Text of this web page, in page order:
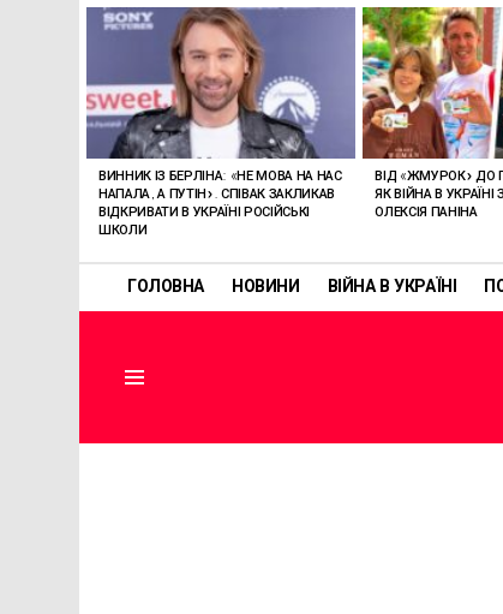
ГОЛОВНА НОВИНИ ВІЙНА В УКРАЇНІ
ОСТАННІ
ВИННИК ІЗ БЕРЛІНА: «НЕ МОВА НА НАС
НАПАЛА, А ПУТІН». СПІВАК ЗАКЛИКАВ
ВІДКРИВАТИ В УКРАЇНІ РОСІЙСЬКІ
ШКОЛИ
ВІД «ЖМУРОК» ДО
ЯК ВІЙНА В
ОЛЕКСІЯ ПАНІНА